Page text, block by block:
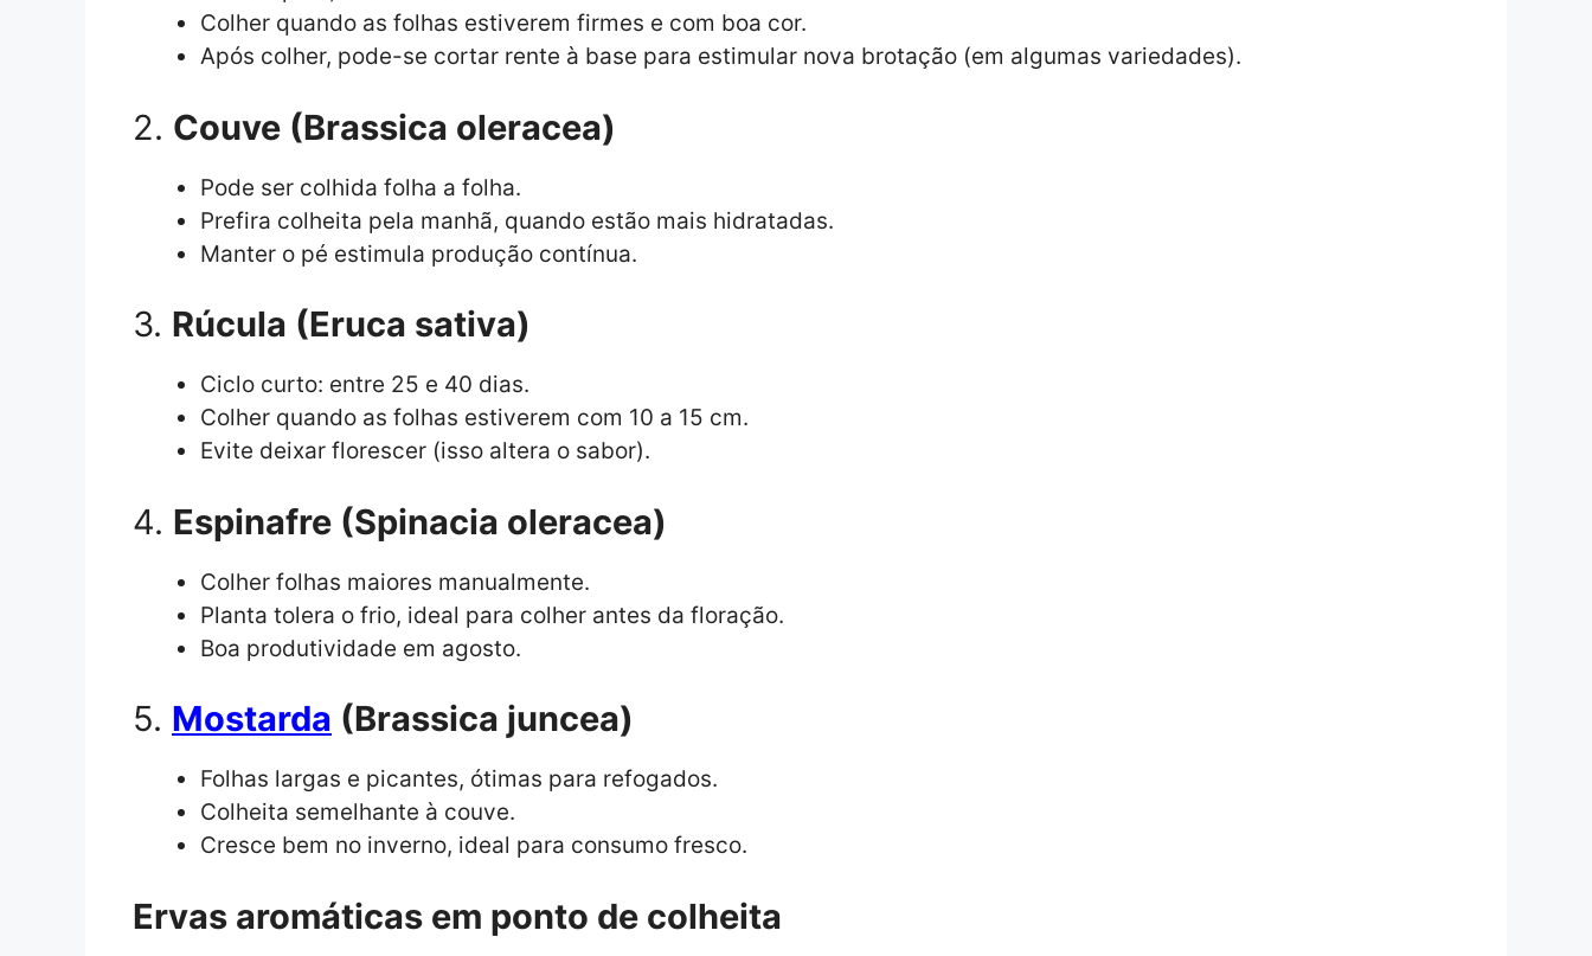
Colher quando as folhas estiverem firmes e com boa cor.
Após colher, pode-se cortar rente à base para estimular nova brotação (em algumas variedades).
2. Couve (Brassica oleracea)
Pode ser colhida folha a folha.
Prefira colheita pela manhã, quando estão mais hidratadas.
Manter o pé estimula produção contínua.
3. Rúcula (Eruca sativa)
Ciclo curto: entre 25 e 40 dias.
Colher quando as folhas estiverem com 10 a 15 cm.
Evite deixar florescer (isso altera o sabor).
4. Espinafre (Spinacia oleracea)
Colher folhas maiores manualmente.
Planta tolera o frio, ideal para colher antes da floração.
Boa produtividade em agosto.
5. Mostarda (Brassica juncea)
Folhas largas e picantes, ótimas para refogados.
Colheita semelhante à couve.
Cresce bem no inverno, ideal para consumo fresco.
Ervas aromáticas em ponto de colheita